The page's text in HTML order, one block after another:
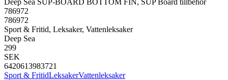
Deep Sea SUP-BOARD BOTTOM FIN, SUP Board tillbehör
786972
786972
Sport & Fritid, Leksaker, Vattenleksaker
Deep Sea
299
SEK
6420613983721
Sport & FritidLeksakerVattenleksaker